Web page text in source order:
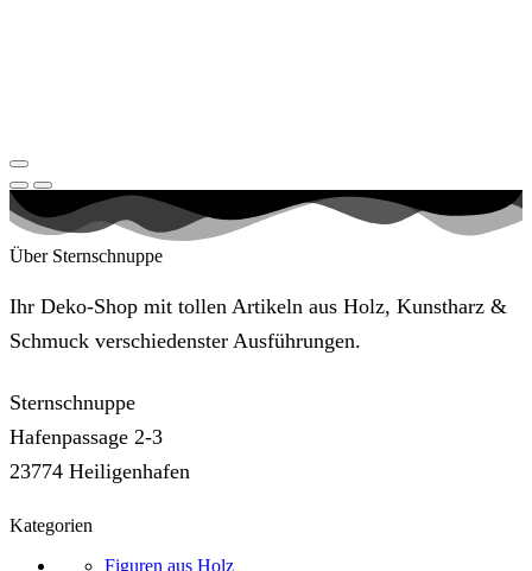
Über Sternschnuppe
Ihr Deko-Shop mit tollen Artikeln aus Holz, Kunstharz &
Schmuck verschiedenster Ausführungen.
Sternschnuppe
Hafenpassage 2-3
23774 Heiligenhafen
Kategorien
Figuren aus Holz